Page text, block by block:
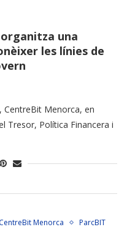
una
les línies de
CentreBit Menorca, en
Tresor, Política Financera i
CentreBit Menorca ParcBIT